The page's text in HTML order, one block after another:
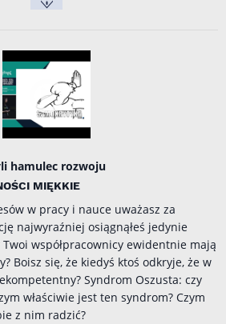
hamulec rozwoju
MIĘKKIE
w pracy i nauce uważasz za
najwyraźniej osiągnąłeś jedynie
Twoi współpracownicy ewidentnie mają
Boisz się, że kiedyś ktoś odkryje, że w
Syndrom Oszusta: czy
właściwie jest ten syndrom? Czym
z nim radzić?